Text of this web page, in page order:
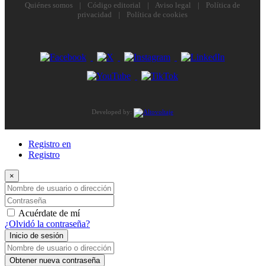
Quiénes somos | Código editorial | Aviso legal |
Política de
privacidad
| Política de cookies
Developed by:
Registro en
Registro
×
Nombre de usuario o dirección de correo electrónico
Contraseña
Acuérdate de mí
¿Olvidó la contraseña?
Inicio de sesión
Nombre de usuario o dirección de correo electrónico
Obtener nueva contraseña